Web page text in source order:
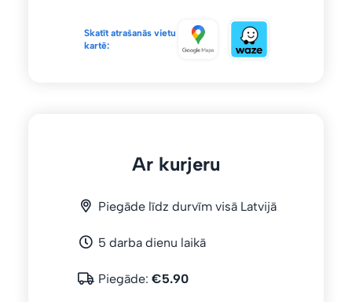
Skatīt atrašanās vietu
kartē:
Ar kurjeru
Piegāde līdz durvīm visā Latvijā
5 darba dienu laikā
Piegāde: €5.90